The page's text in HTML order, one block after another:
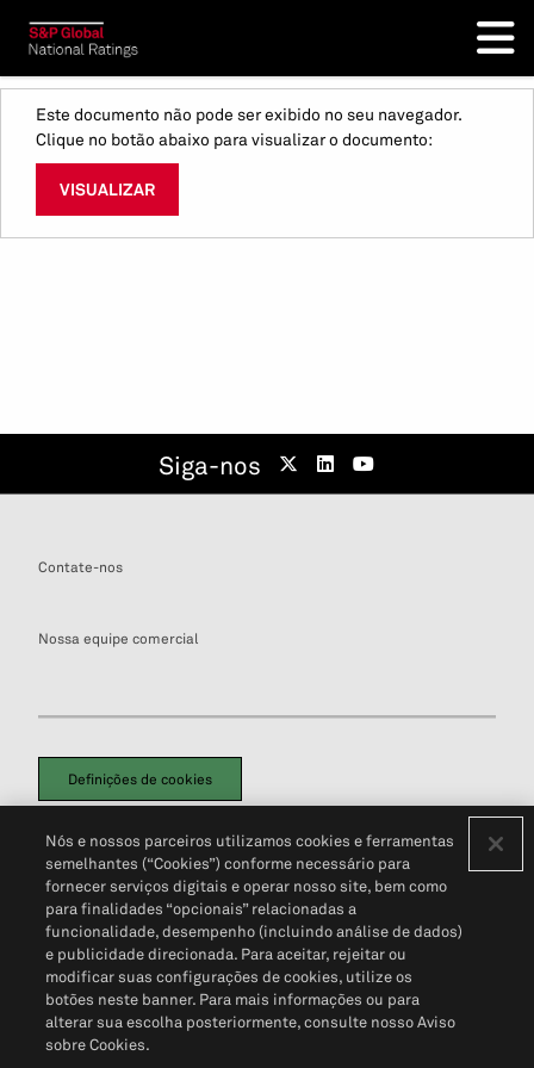
Este documento não pode ser exibido no seu navegador.
Clique no botão abaixo para visualizar o documento:
VISUALIZAR
Siga-nos
Contate-nos
Nossa equipe comercial
Definições de cookies
Política de PrivacidadePortal de privacidade do cliente (em inglês)
Não Venda Minhas Informações Pessoais© 2026 S&P Global
Nós e nossos parceiros utilizamos cookies e ferramentas
semelhantes (“Cookies”) conforme necessário para
fornecer serviços digitais e operar nosso site, bem como
para finalidades “opcionais” relacionadas a
funcionalidade, desempenho (incluindo análise de dados)
e publicidade direcionada. Para aceitar, rejeitar ou
modificar suas configurações de cookies, utilize os
botões neste banner. Para mais informações ou para
alterar sua escolha posteriormente, consulte nosso Aviso
sobre Cookies.